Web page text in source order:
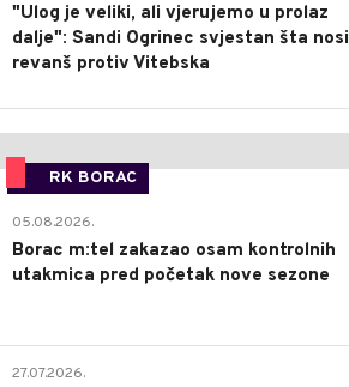
"Ulog je veliki, ali vjerujemo u prolaz
dalje": Sandi Ogrinec svjestan šta nosi
revanš protiv Vitebska
RK BORAC
05.08.2026.
Borac m:tel zakazao osam kontrolnih
utakmica pred početak nove sezone
27.07.2026.